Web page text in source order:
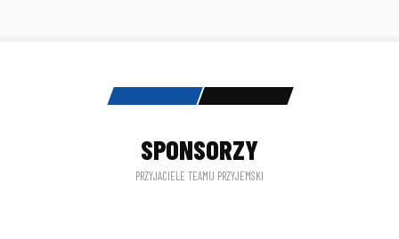
SPONSORZY
PRZYJACIELE TEAMU PRZYJEMSKI